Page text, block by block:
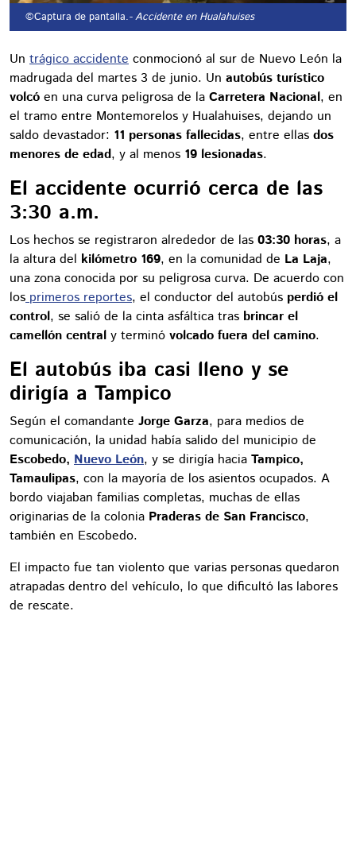
©Captura de pantalla.- Accidente en Hualahuises
Un trágico accidente conmocionó al sur de Nuevo León la
madrugada del martes 3 de junio. Un autobús turístico
volcó en una curva peligrosa de la Carretera Nacional, en
el tramo entre Montemorelos y Hualahuises, dejando un
saldo devastador: 11 personas fallecidas, entre ellas dos
menores de edad, y al menos 19 lesionadas.
El accidente ocurrió cerca de las
3:30 a.m.
Los hechos se registraron alrededor de las 03:30 horas, a
la altura del kilómetro 169, en la comunidad de La Laja,
una zona conocida por su peligrosa curva. De acuerdo con
los primeros reportes, el conductor del autobús perdió el
control, se salió de la cinta asfáltica tras brincar el
camellón central y terminó volcado fuera del camino.
El autobús iba casi lleno y se
dirigía a Tampico
Según el comandante Jorge Garza, para medios de
comunicación, la unidad había salido del municipio de
Escobedo, Nuevo León, y se dirigía hacia Tampico,
Tamaulipas, con la mayoría de los asientos ocupados. A
bordo viajaban familias completas, muchas de ellas
originarias de la colonia Praderas de San Francisco,
también en Escobedo.
El impacto fue tan violento que varias personas quedaron
atrapadas dentro del vehículo, lo que dificultó las labores
de rescate.